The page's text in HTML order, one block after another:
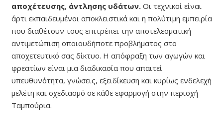
αποχέτευσης, άντλησης υδάτων. Οι τεχνικοί είναι
άρτι εκπαιδευμένοι αποκλειστικά και η πολύτιμη εμπειρία
που διαθέτουν τους επιτρέπει την αποτελεσματική
αντιμετώπιση οποιουδήποτε προβλήματος στο
αποχετευτικό σας δίκτυο. Η απόφραξη των αγωγών και
φρεατίων είναι μια διαδικασία που απαιτεί
υπευθυνότητα, γνώσεις, εξειδίκευση και κυρίως ενδελεχή
μελέτη και σχεδιασμό σε κάθε εφαρμογή στην περιοχή
Ταμπούρια.